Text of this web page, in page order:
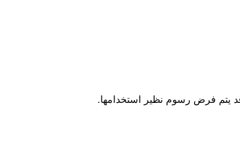
يتم فرض رسوم نظير استخدامها.